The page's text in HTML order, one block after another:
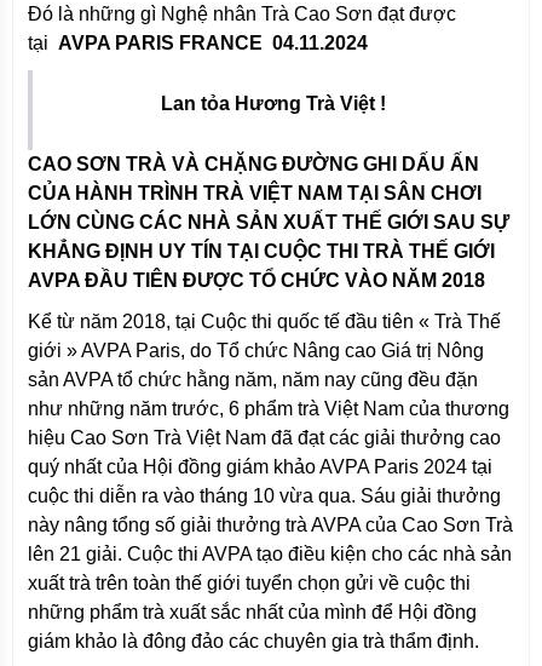
Đó là những gì Nghệ nhân Trà Cao Sơn đạt được
tại AVPA PARIS FRANCE 04.11.2024
Lan tỏa Hương Trà Việt !
CAO SƠN TRÀ VÀ CHẶNG ĐƯỜNG GHI DẤU ẤN
CỦA HÀNH TRÌNH TRÀ VIỆT NAM TẠI SÂN CHƠI
LỚN CÙNG CÁC NHÀ SẢN XUẤT THẾ GIỚI SAU SỰ
KHẲNG ĐỊNH UY TÍN TẠI CUỘC THI TRÀ THẾ GIỚI
AVPA ĐẦU TIÊN ĐƯỢC TỔ CHỨC VÀO NĂM 2018
Kể từ năm 2018, tại Cuộc thi quốc tế đầu tiên « Trà Thế
giới » AVPA Paris, do Tổ chức Nâng cao Giá trị Nông
sản AVPA tổ chức hằng năm, năm nay cũng đều đặn
như những năm trước, 6 phẩm trà Việt Nam của thương
hiệu Cao Sơn Trà Việt Nam đã đạt các giải thưởng cao
quý nhất của Hội đồng giám khảo AVPA Paris 2024 tại
cuộc thi diễn ra vào tháng 10 vừa qua. Sáu giải thưởng
này nâng tổng số giải thưởng trà AVPA của Cao Sơn Trà
lên 21 giải. Cuộc thi AVPA tạo điều kiện cho các nhà sản
xuất trà trên toàn thế giới tuyển chọn gửi về cuộc thi
những phẩm trà xuất sắc nhất của mình để Hội đồng
giám khảo là đông đảo các chuyên gia trà thẩm định.